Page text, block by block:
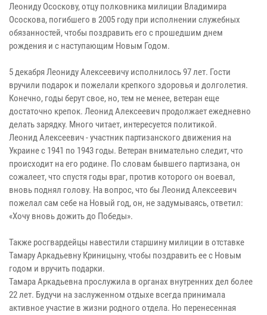
Леониду Ососкову, отцу полковника милиции Владимира
Ососкова, погибшего в 2005 году при исполнении служебных
обязанностей, чтобы поздравить его с прошедшим днем
рождения и с наступающим Новым Годом.
5 декабря Леониду Алексеевичу исполнилось 97 лет. Гости
вручили подарок и пожелали крепкого здоровья и долголетия.
Конечно, годы берут свое, но, тем не менее, ветеран еще
достаточно крепок. Леонид Алексеевич продолжает ежедневно
делать зарядку. Много читает, интересуется политикой.
Леонид Алексеевич - участник партизанского движения на
Украине с 1941 по 1943 годы. Ветеран внимательно следит, что
происходит на его родине. По словам бывшего партизана, он
сожалеет, что спустя годы враг, против которого он воевал,
вновь поднял голову. На вопрос, что бы Леонид Алексеевич
пожелал сам себе на Новый год, он, не задумываясь, ответил:
«Хочу вновь дожить до Победы».
Также росгвардейцы навестили старшину милиции в отставке
Тамару Аркадьевну Криницыну, чтобы поздравить ее с Новым
годом и вручить подарки.
Тамара Аркадьевна прослужила в органах внутренних дел более
22 лет. Будучи на заслуженном отдыхе всегда принимала
активное участие в жизни родного отдела. Но перенесенная